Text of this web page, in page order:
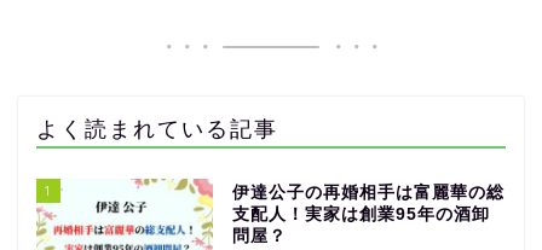
よく読まれている記事
1
伊達公子の再婚相手は富麗華の総
支配人！実家は創業95年の酒卸
問屋？